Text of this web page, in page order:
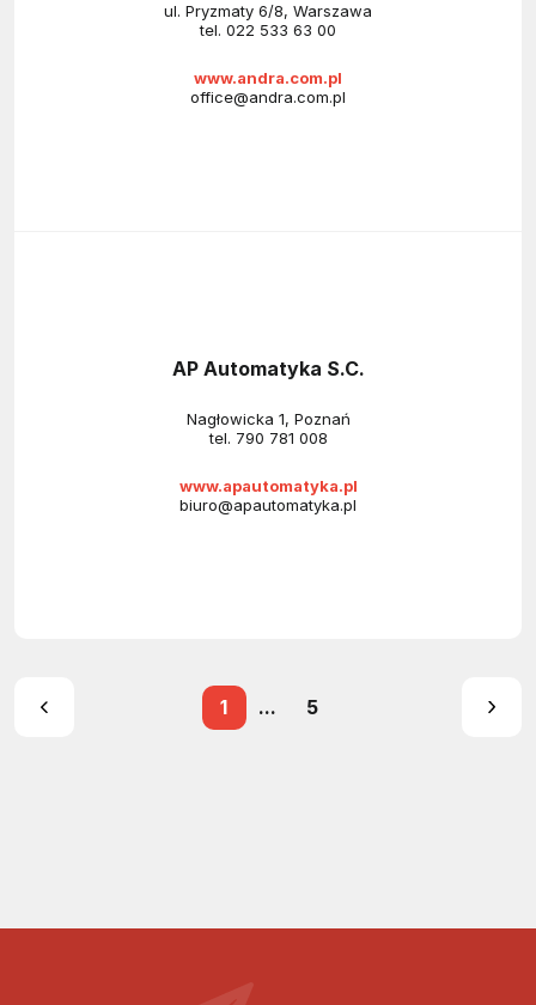
ul. Pryzmaty 6/8, Warszawa
tel. 022 533 63 00
www.andra.com.pl
office@andra.com.pl
AP Automatyka S.C.
Nagłowicka 1, Poznań
tel. 790 781 008
www.apautomatyka.pl
biuro@apautomatyka.pl
1 ... 5